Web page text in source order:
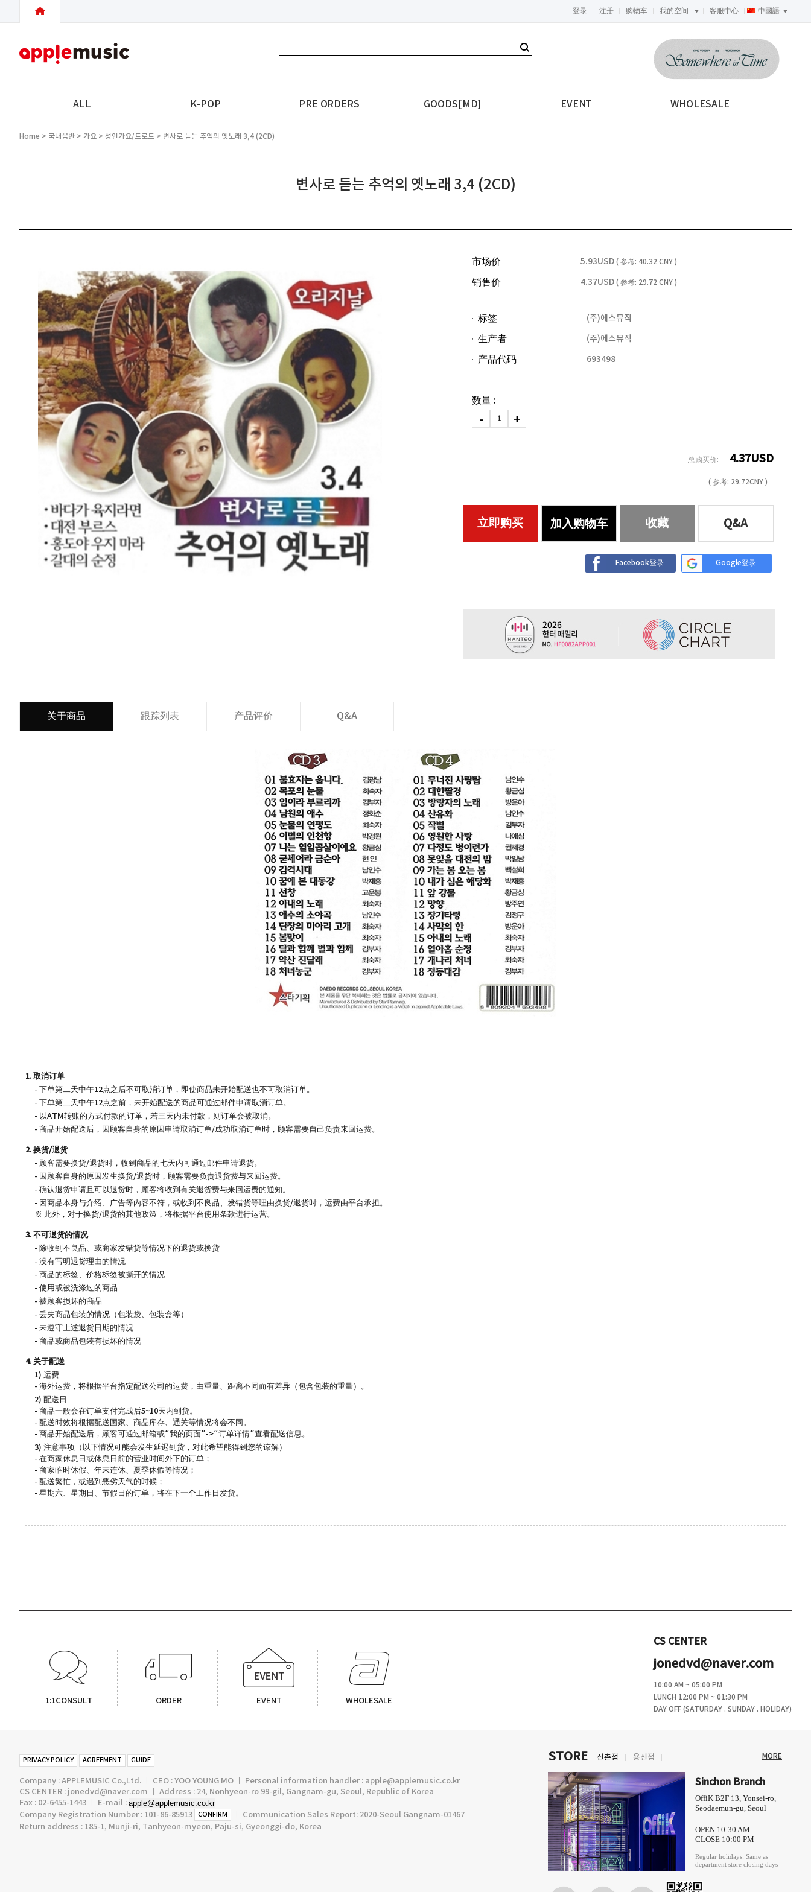
登录 注册 购物车 我的空间 客服中心 中國語
<-->
ALL K-POP PRE ORDERS GOODS[MD] EVENT WHOLESALE
Home > 국내음반 > 가요 > 성인가요/트로트 > 변사로 듣는 추억의 옛노래 3,4 (2CD)
변사로 듣는 추억의 옛노래 3,4 (2CD)
市场价 5.93USD ( 参考: 40.32 CNY )
销售价 4.37USD ( 参考: 29.72 CNY )
标签 (주)에스뮤직
生产者 (주)에스뮤직
产品代码 693498
数量 :
总购买价: 4.37USD
( 参考: 29.72CNY )
立即购买 加入购物车 收藏 Q&A
Facebook登录 Google登录
关于商品 跟踪列表 产品评价 Q&A
1. 取消订单
- 下单第二天中午12点之后不可取消订单，即使商品未开始配送也不可取消订单。
- 下单第二天中午12点之前，未开始配送的商品可通过邮件申请取消订单。
- 以ATM转账的方式付款的订单，若三天内未付款，则订单会被取消。
- 商品开始配送后，因顾客自身的原因申请取消订单/成功取消订单时，顾客需要自己负责来回运费。
2. 换货/退货
- 顾客需要换货/退货时，收到商品的七天内可通过邮件申请退货。
- 因顾客自身的原因发生换货/退货时，顾客需要负责退货费与来回运费。
- 确认退货申请且可以退货时，顾客将收到有关退货费与来回运费的通知。
- 因商品本身与介绍、广告等内容不符，或收到不良品、发错货等理由换货/退货时，运费由平台承担。
※ 此外，对于换货/退货的其他政策，将根据平台使用条款进行运营。
3. 不可退货的情况
- 除收到不良品、或商家发错货等情况下的退货或换货
- 没有写明退货理由的情况
- 商品的标签、价格标签被撕开的情况
- 使用或被洗涤过的商品
- 被顾客损坏的商品
- 丢失商品包装的情况（包装袋、包装盒等）
- 未遵守上述退货日期的情况
- 商品或商品包装有损坏的情况
4. 关于配送
1) 运费
- 海外运费，将根据平台指定配送公司的运费，由重量、距离不同而有差异（包含包装的重量）。
2) 配送日
- 商品一般会在订单支付完成后5~10天内到货。
- 配送时效将根据配送国家、商品库存、通关等情况将会不同。
- 商品开始配送后，顾客可通过邮箱或“我的页面”->“订单详情”查看配送信息。
3) 注意事项（以下情况可能会发生延迟到货，对此希望能得到您的谅解）
- 在商家休息日或休息日前的营业时间外下的订单；
- 商家临时休假、年末连休、夏季休假等情况；
- 配送繁忙，或遇到恶劣天气的时候；
- 星期六、星期日、节假日的订单，将在下一个工作日发货。
1:1CONSULT ORDER EVENT WHOLESALE
CS CENTER
jonedvd@naver.com
10:00 AM ~ 05:00 PM
LUNCH 12:00 PM ~ 01:30 PM
DAY OFF (SATURDAY . SUNDAY . HOLIDAY)
PRIVACY POLICY AGREEMENT GUIDE
Company : APPLEMUSIC Co.,Ltd. ㅣ CEO : YOO YOUNG MO ㅣ Personal information handler : apple@applemusic.co.kr
CS CENTER : jonedvd@naver.com ㅣ Address : 24, Nonhyeon-ro 99-gil, Gangnam-gu, Seoul, Republic of Korea
Fax : 02-6455-1443 ㅣ E-mail : apple@applemusic.co.kr
Company Registration Number : 101-86-85913 CONFIRM
ㅣ Communication Sales Report: 2020-Seoul Gangnam-01467
Return address : 185-1, Munji-ri, Tanhyeon-myeon, Paju-si, Gyeonggi-do, Korea
STORE 신촌점 용산점 MORE
Sinchon Branch
OffiK B2F 13, Yonsei-ro,
Seodaemun-gu, Seoul
OPEN 10:30 AM
CLOSE 10:00 PM
Regular holidays: Same as
department store closing days